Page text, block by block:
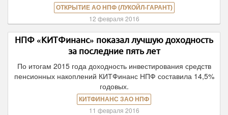
ОТКРЫТИЕ АО НПФ (ЛУКОЙЛ-ГАРАНТ)
12 февраля 2016
НПФ «КИТФинанс» показал лучшую доходность
за последние пять лет
По итогам 2015 года доходность инвестирования средств
пенсионных накоплений КИТФинанс НПФ составила 14,5%
годовых.
КИТФИНАНС ЗАО НПФ
11 февраля 2016